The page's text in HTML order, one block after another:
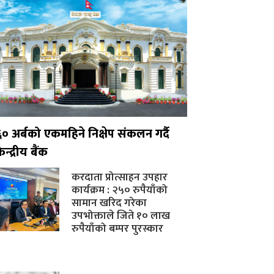
अर्बको एकमहिने निक्षेप संकलन गर्दै
बैंक
करदाता प्रोत्साहन उपहार
कार्यक्रम : २५० रुपैयाँको
सामान खरिद गरेका
उपभोक्ताले जिते १० लाख
रुपैयाँको बम्पर पुरस्कार